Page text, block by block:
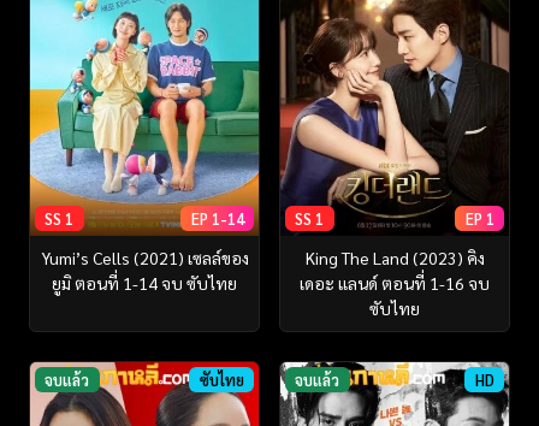
SS 1 EP 1-14
Yumi’s Cells (2021) เซลล์ของ
ยูมิ ตอนที่ 1-14 จบ ซับไทย
SS 1 EP 1
King The Land (2023) คิง
เดอะ แลนด์ ตอนที่ 1-16 จบ
ซับไทย
จบแล้ว ซับไทย จบแล้ว HD